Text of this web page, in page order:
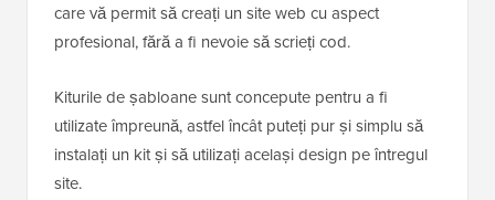
care vă permit să creați un site web cu aspect
profesional, fără a fi nevoie să scrieți cod.
Kiturile de șabloane sunt concepute pentru a fi
utilizate împreună, astfel încât puteți pur și simplu să
instalați un kit și să utilizați același design pe întregul
site.